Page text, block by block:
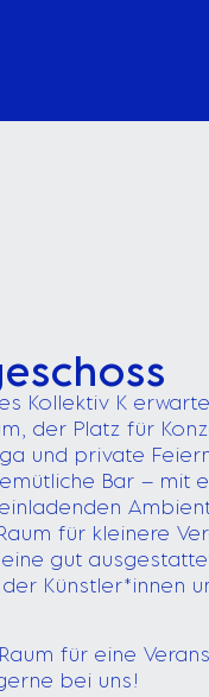
Kollektiv K
der Platz für
und private
Bar – mit
für kleinere
gut
Künstler*innen
für eine
bei uns!